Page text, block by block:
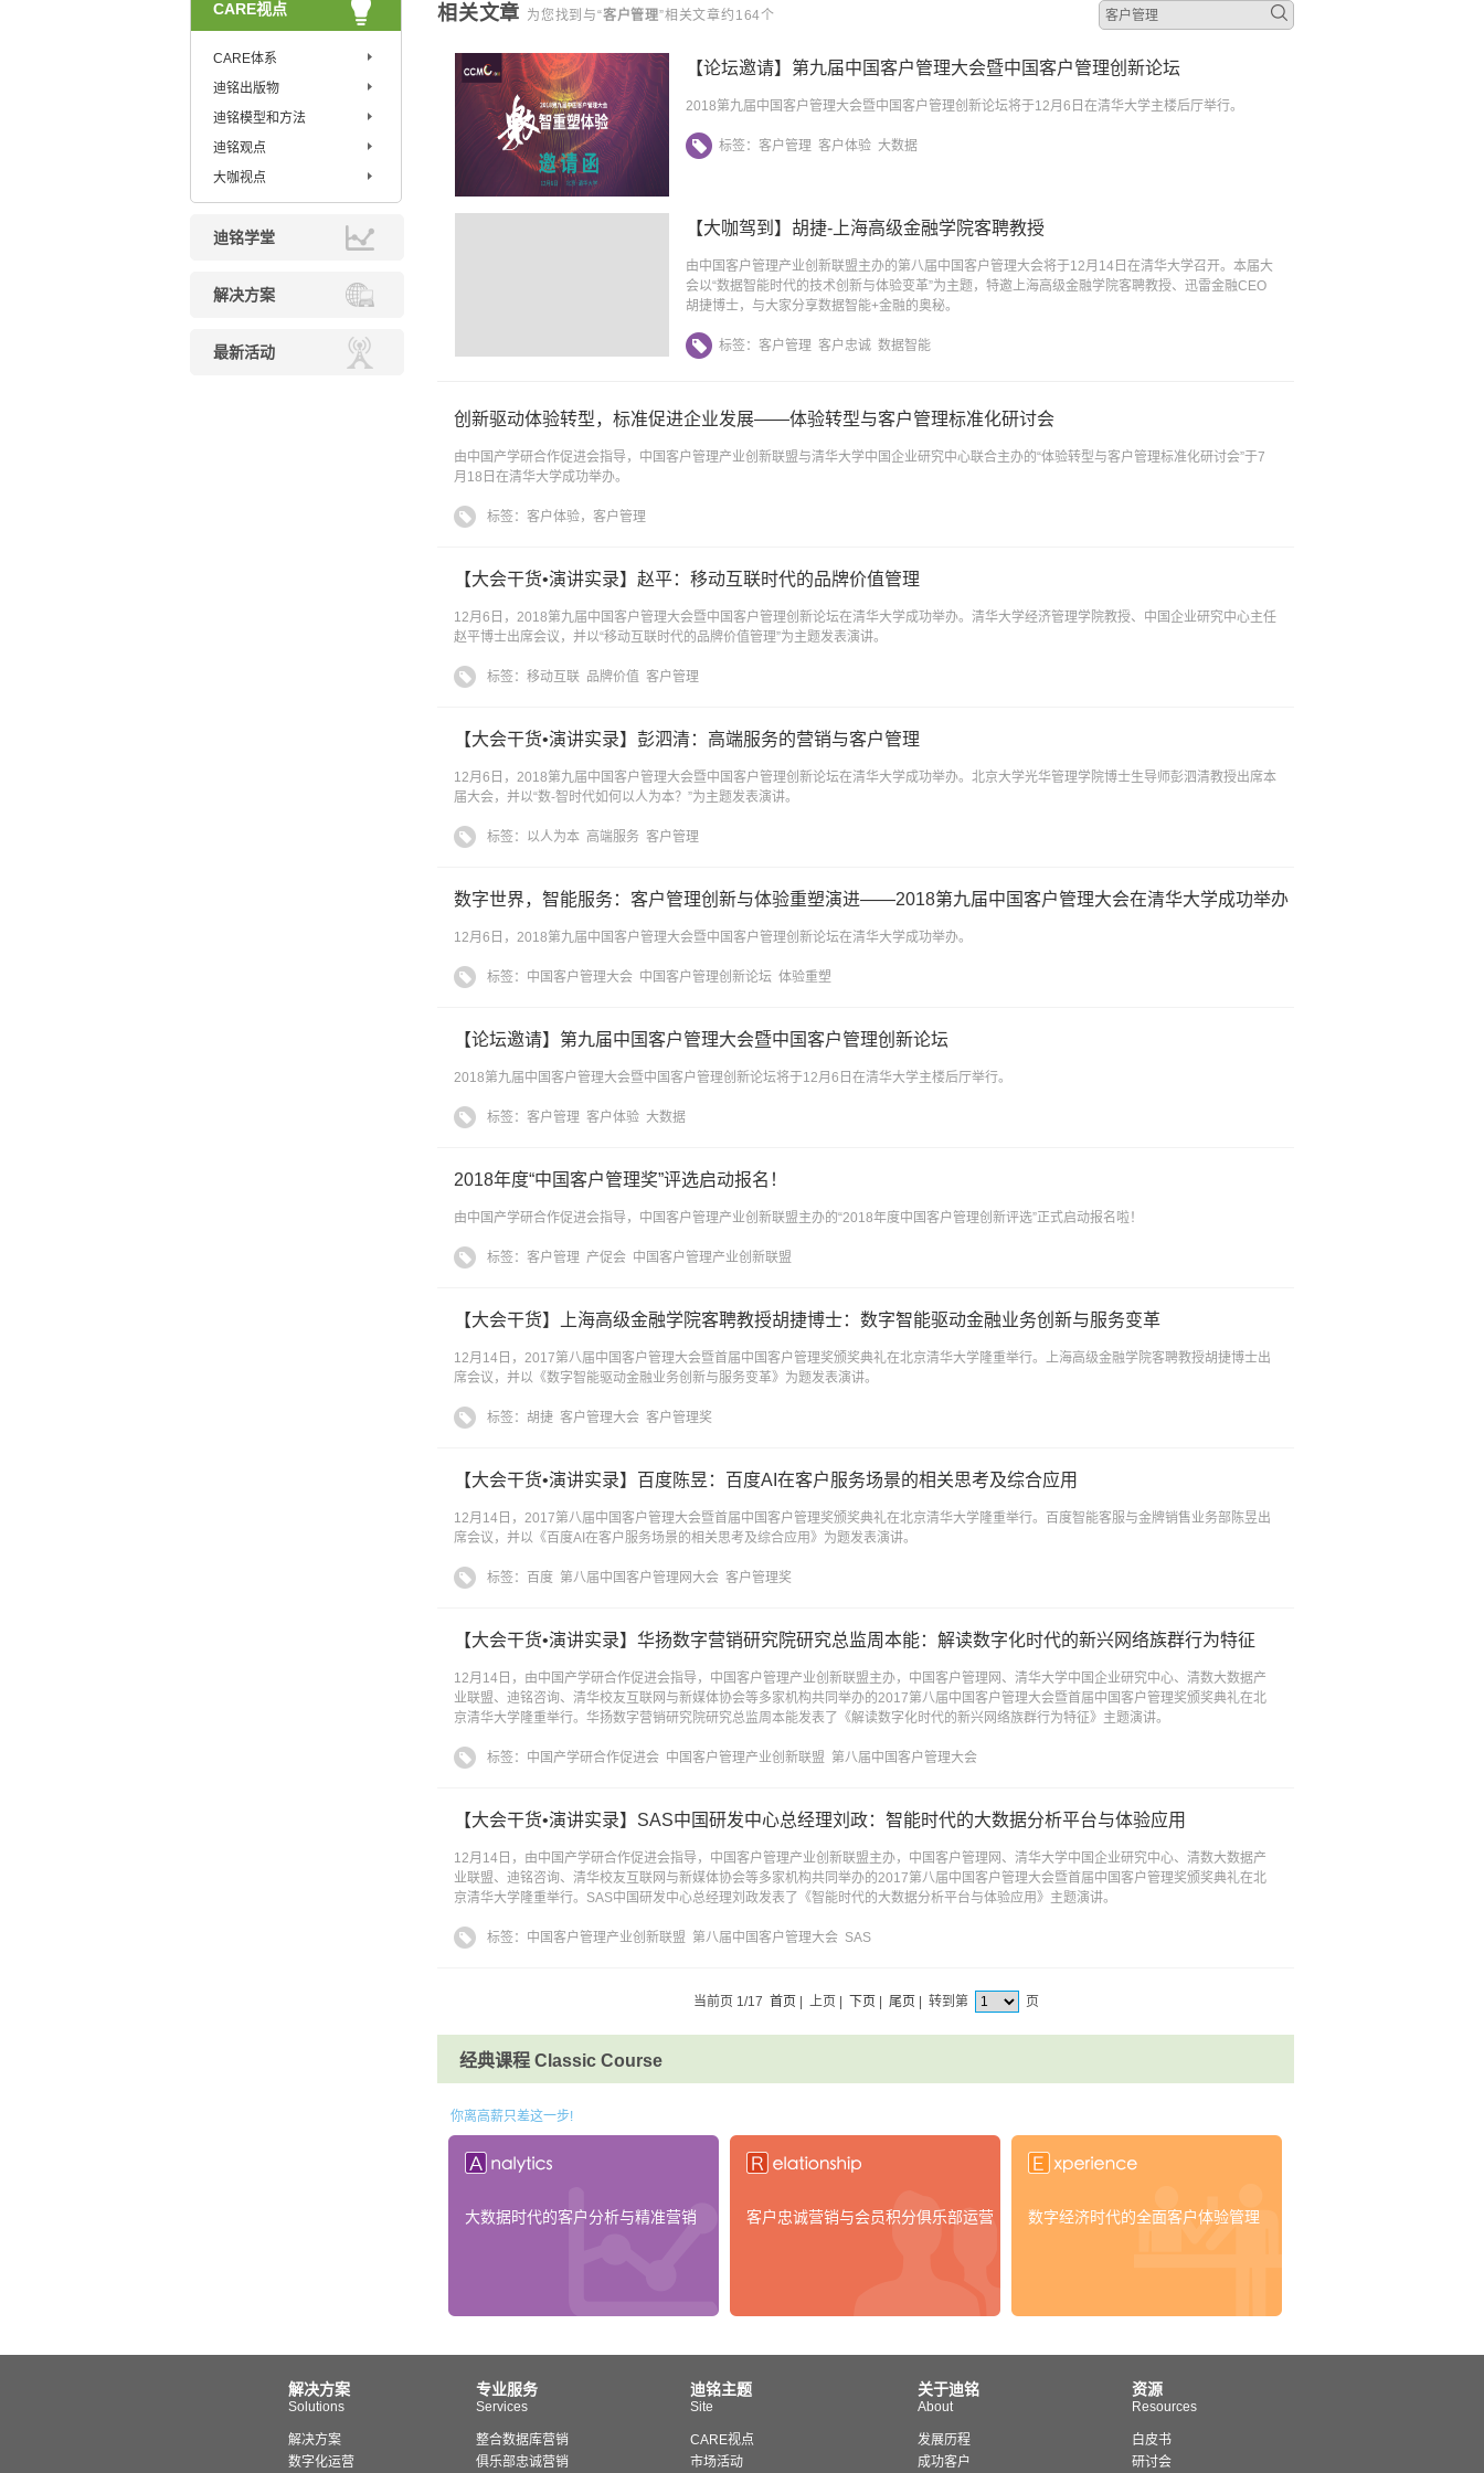
CARE视点
CARE体系
迪铭出版物
迪铭模型和方法
迪铭观点
大咖视点
迪铭学堂
解决方案
最新活动
相关文章 为您找到与“客户管理”相关文章约164个
【论坛邀请】第九届中国客户管理大会暨中国客户管理创新论坛
2018第九届中国客户管理大会暨中国客户管理创新论坛将于12月6日在清华大学主楼后厅举行。
标签： 客户管理 客户体验 大数据
【大咖驾到】胡捷-上海高级金融学院客聘教授
由中国客户管理产业创新联盟主办的第八届中国客户管理大会将于12月14日在清华大学召开。本届大
会以“数据智能时代的技术创新与体验变革”为主题，特邀上海高级金融学院客聘教授、迅雷金融CEO
胡捷博士，与大家分享数据智能+金融的奥秘。
标签： 客户管理 客户忠诚 数据智能
创新驱动体验转型，标准促进企业发展——体验转型与客户管理标准化研讨会
由中国产学研合作促进会指导，中国客户管理产业创新联盟与清华大学中国企业研究中心联合主办的“体验转型与客户管理标准化研讨会”于7
月18日在清华大学成功举办。
标签： 客户体验，客户管理
【大会干货•演讲实录】赵平：移动互联时代的品牌价值管理
12月6日，2018第九届中国客户管理大会暨中国客户管理创新论坛在清华大学成功举办。清华大学经济管理学院教授、中国企业研究中心主任
赵平博士出席会议，并以“移动互联时代的品牌价值管理”为主题发表演讲。
标签： 移动互联 品牌价值 客户管理
【大会干货•演讲实录】彭泗清：高端服务的营销与客户管理
12月6日，2018第九届中国客户管理大会暨中国客户管理创新论坛在清华大学成功举办。北京大学光华管理学院博士生导师彭泗清教授出席本
届大会，并以“数-智时代如何以人为本？”为主题发表演讲。
标签： 以人为本 高端服务 客户管理
数字世界，智能服务：客户管理创新与体验重塑演进——2018第九届中国客户管理大会在清华大学成功举办
12月6日，2018第九届中国客户管理大会暨中国客户管理创新论坛在清华大学成功举办。
标签： 中国客户管理大会 中国客户管理创新论坛 体验重塑
【论坛邀请】第九届中国客户管理大会暨中国客户管理创新论坛
2018第九届中国客户管理大会暨中国客户管理创新论坛将于12月6日在清华大学主楼后厅举行。
标签： 客户管理 客户体验 大数据
2018年度“中国客户管理奖”评选启动报名！
由中国产学研合作促进会指导，中国客户管理产业创新联盟主办的“2018年度中国客户管理创新评选”正式启动报名啦！
标签： 客户管理 产促会 中国客户管理产业创新联盟
【大会干货】上海高级金融学院客聘教授胡捷博士：数字智能驱动金融业务创新与服务变革
12月14日，2017第八届中国客户管理大会暨首届中国客户管理奖颁奖典礼在北京清华大学隆重举行。上海高级金融学院客聘教授胡捷博士出
席会议，并以《数字智能驱动金融业务创新与服务变革》为题发表演讲。
标签： 胡捷 客户管理大会 客户管理奖
【大会干货•演讲实录】百度陈昱：百度AI在客户服务场景的相关思考及综合应用
12月14日，2017第八届中国客户管理大会暨首届中国客户管理奖颁奖典礼在北京清华大学隆重举行。百度智能客服与金牌销售业务部陈昱出
席会议，并以《百度AI在客户服务场景的相关思考及综合应用》为题发表演讲。
标签： 百度 第八届中国客户管理网大会 客户管理奖
【大会干货•演讲实录】华扬数字营销研究院研究总监周本能：解读数字化时代的新兴网络族群行为特征
12月14日，由中国产学研合作促进会指导，中国客户管理产业创新联盟主办，中国客户管理网、清华大学中国企业研究中心、清数大数据产
业联盟、迪铭咨询、清华校友互联网与新媒体协会等多家机构共同举办的2017第八届中国客户管理大会暨首届中国客户管理奖颁奖典礼在北
京清华大学隆重举行。华扬数字营销研究院研究总监周本能发表了《解读数字化时代的新兴网络族群行为特征》主题演讲。
标签： 中国产学研合作促进会 中国客户管理产业创新联盟 第八届中国客户管理大会
【大会干货•演讲实录】SAS中国研发中心总经理刘政：智能时代的大数据分析平台与体验应用
12月14日，由中国产学研合作促进会指导，中国客户管理产业创新联盟主办，中国客户管理网、清华大学中国企业研究中心、清数大数据产
业联盟、迪铭咨询、清华校友互联网与新媒体协会等多家机构共同举办的2017第八届中国客户管理大会暨首届中国客户管理奖颁奖典礼在北
京清华大学隆重举行。SAS中国研发中心总经理刘政发表了《智能时代的大数据分析平台与体验应用》主题演讲。
标签： 中国客户管理产业创新联盟 第八届中国客户管理大会 SAS
当前页 1/17 首页 | 上页 | 下页 尾页 | 转到第 页
经典课程 Classic Course
你离高薪只差这一步!
大数据时代的客户分析与精准营销 客户忠诚营销与会员积分俱乐部运营 数字经济时代的全面客户体验管理
解决方案
Solutions
解决方案
数字化运营
专业服务
Services
整合数据库营销
俱乐部忠诚营销
迪铭主题
Site
CARE视点
市场活动
关于迪铭
About
发展历程
成功客户
资源
Resources
白皮书
研讨会